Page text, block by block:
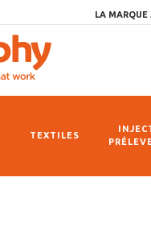
LA MARQUE
TEXTILES